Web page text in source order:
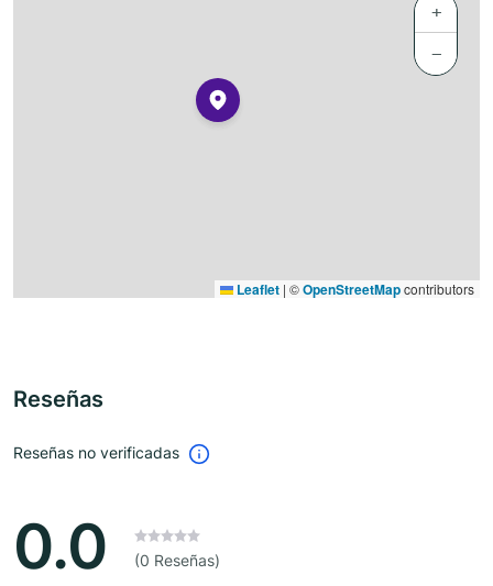
+
−
Leaflet | ©OpenStreetMapcontributors
Reseñas
Reseñas no verificadas
0.0 (0 Reseñas)